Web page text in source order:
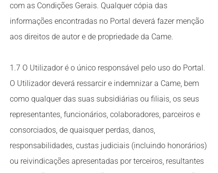
com as Condições Gerais. Qualquer cópia das
informações encontradas no Portal deverá fazer menção
aos direitos de autor e de propriedade da Came.
1.7 O Utilizador é o único responsável pelo uso do Portal.
O Utilizador deverá ressarcir e indemnizar a Came, bem
como qualquer das suas subsidiárias ou filiais, os seus
representantes, funcionários, colaboradores, parceiros e
consorciados, de quaisquer perdas, danos,
responsabilidades, custas judiciais (incluindo honorários)
ou reivindicações apresentadas por terceiros, resultantes